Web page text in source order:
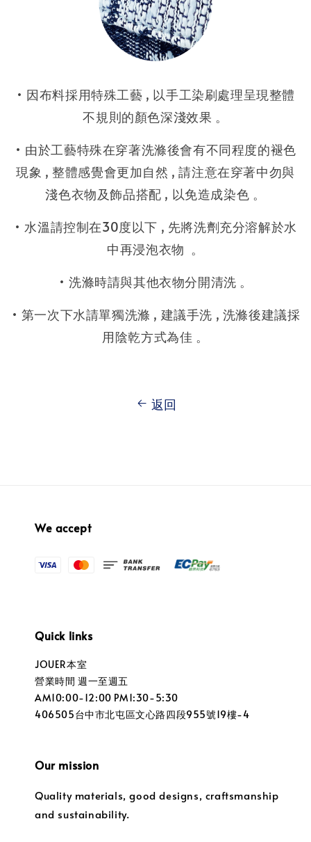
• 因布料採用特殊工藝 , 以手工染刷處理呈現整體
不規則的顏色深淺效果 。
• 由於工藝特殊在穿著洗滌後會有不同程度的褪色
現象 , 整體感覺會更加自然 , 請注意在穿著中勿與
淺色衣物及飾品搭配 , 以免造成染色 。
• 水溫請控制在30度以下 , 先將洗劑充分溶解於水
中再浸泡衣物 。
• 洗滌時請與其他衣物分開清洗 。
• 第一次下水請單獨洗滌 , 建議手洗 , 洗滌後建議採
用陰乾方式為佳 。
返回
We accept
Quick links
JOUER本室
營業時間 週一至週五
AM10:00-12:00 PM1:30-5:30
406505台中市北屯區文心路四段955號19樓-4
Our mission
Quality materials, good designs, craftsmanship
and sustainability.